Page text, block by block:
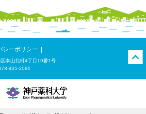
シーポリシー
本山北町4丁目19番1号
435-2080